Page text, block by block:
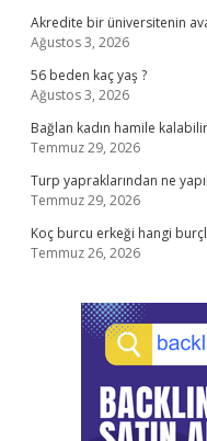
Akredite bir üniversitenin
Ağustos 3, 2026
56 beden kaç yaş ?
Ağustos 3, 2026
Bağlan kadın hamile
Temmuz 29, 2026
Turp yapraklarından ne
Temmuz 29, 2026
Koç burcu erkeği hangi
Temmuz 26, 2026